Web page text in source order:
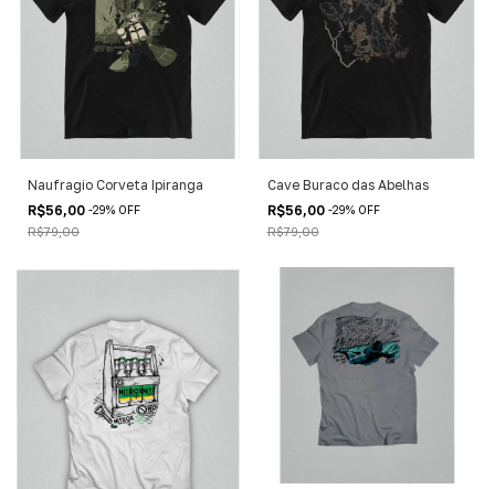
Naufragio Corveta Ipiranga
R$56,00 -29% OFF
R$79,00
Cave Buraco das Abelhas
R$56,00 -29% OFF
R$79,00